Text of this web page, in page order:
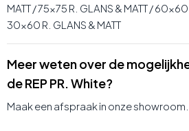
MATT / 75×75 R. GLANS & MATT /
30×60 R. GLANS & MATT
Meer weten over de
de REP PR. White?
Maak een afspraak in onze showroom.